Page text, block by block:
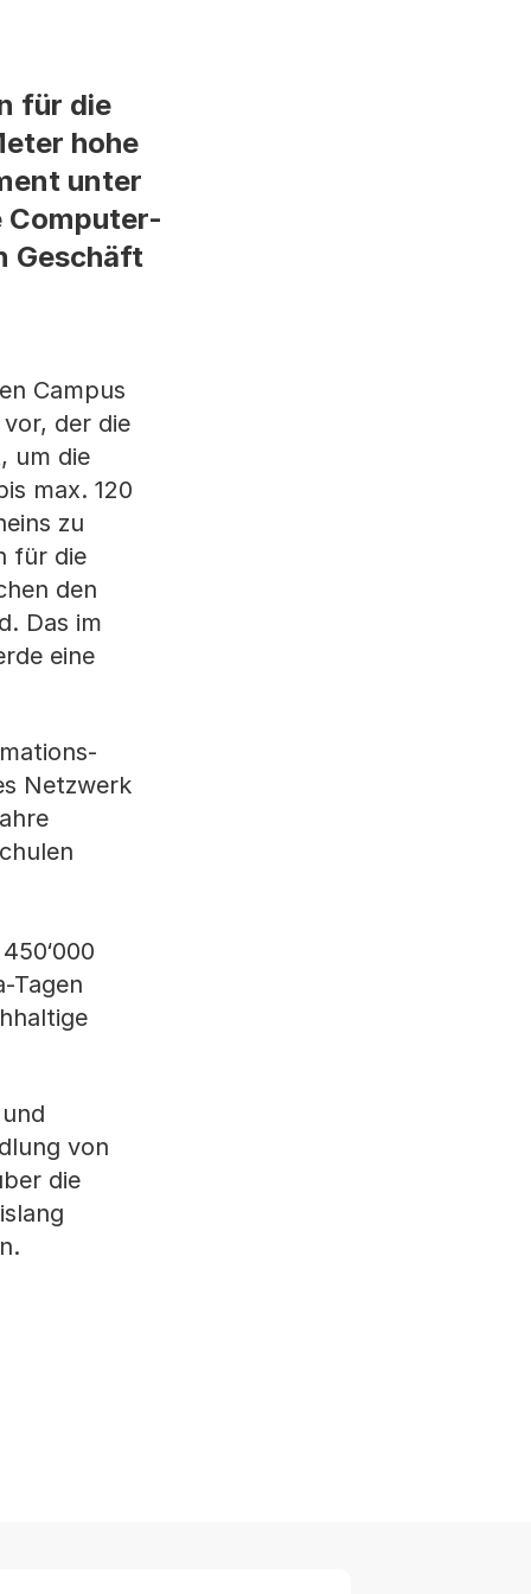
für die
hohe
unter
Computer-
Geschäft
Campus
der die
um die
max. 120
zu
für die
den
Das im
eine
Netzwerk
Tagen
von
die